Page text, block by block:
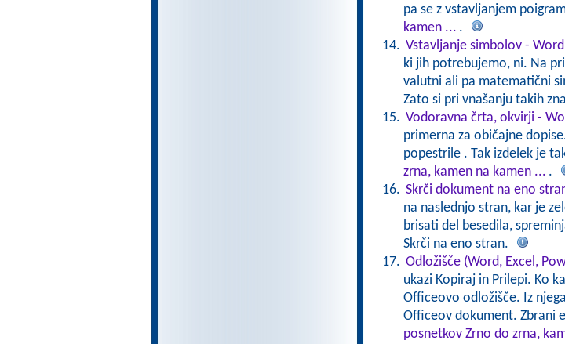
pa se z vstavljanjem
kamen ... .
Vstavljanje simbolov - Word
ki jih potrebujemo, ni. Na
valutni ali pa matematični
Zato si pri vnašanju takih
Vodoravna črta, okvirji -
primerna za običajne
popestrile . Tak izdelek je
zrna, kamen na kamen ... .
Skrči dokument na eno
na naslednjo stran, kar je
brisati del besedila,
Skrči na eno stran.
Odložišče (Word, Excel,
ukazi Kopiraj in Prilepi. Ko
Officeovo odložišče. Iz
Officeov dokument. Zbrani
posnetkov Zrno do zrna,